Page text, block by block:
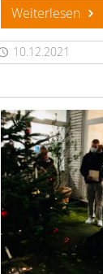
Weiterlesen
10.12.2021